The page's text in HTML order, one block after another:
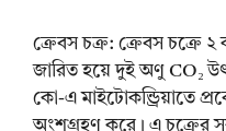
ক্রেবস চক্র: ক্রেবস চক্রে ২
জারিত হয়ে দুই অণু CO₂
কো-এ মাইটোকন্ড্রিয়াতে
অংশগ্রহণ করে। এ চক্রের